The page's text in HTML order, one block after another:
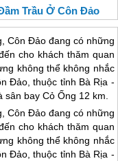
Trầu Ở Côn Đảo
Côn Đảo đang có những
cho khách thăm quan
không thể không nhắc
Đảo, thuộc tỉnh Bà Rịa -
sân bay Cỏ Ống 12 km.
Côn Đảođang có những
cho khách thăm quan
không thể không nhắc
Đảo, thuộc tỉnh Bà Rịa -